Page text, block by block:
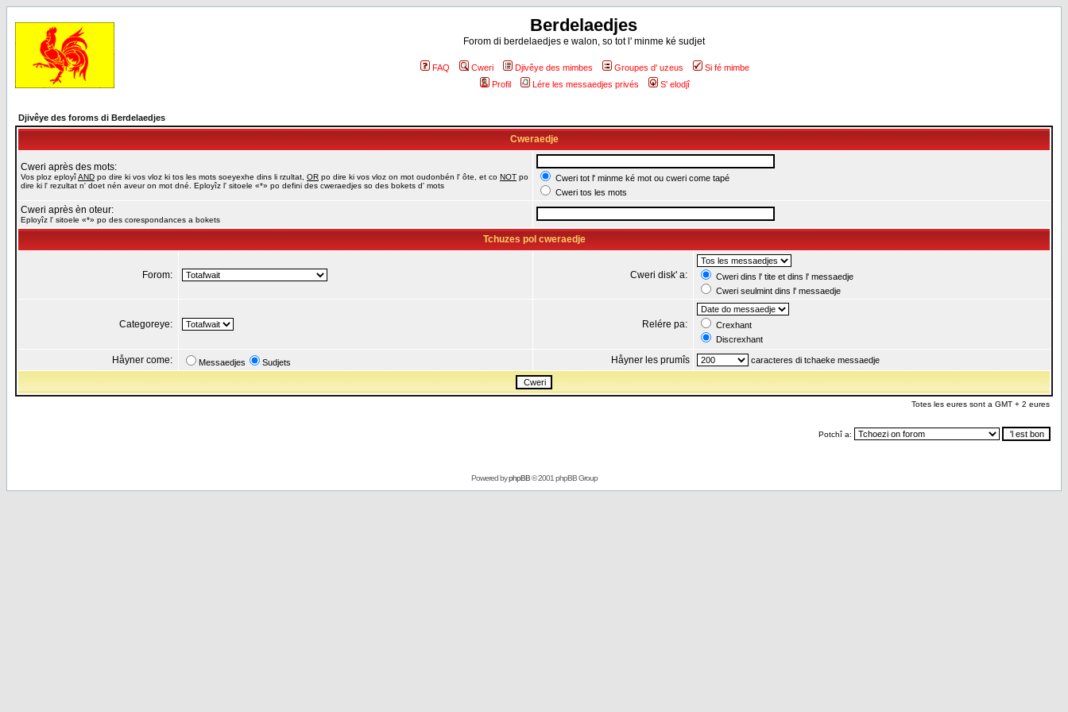
Berdelaedjes
Forom di berdelaedjes e walon, so tot l' minme ké sudjet
FAQ Cweri Djivêye des mimbes Groupes d' uzeus
Si fé mimbe
Profil
Lére les messaedjes privés S' elodjî
Djivêye des foroms di Berdelaedjes
Cweraedje
Cweri après des mots:
Vos ploz eployîAND po dire ki vos vloz ki tos les mots soeyexhe dins li rzultat, OR po dire ki vos vloz on mot oudonbén l' ôte, et co NOT po
dire ki l' rezultat n' doet nén aveur on mot dné. Eployîz l' sitoele «*» po defini des cweraedjes so des bokets d' mots
Cweri tot l' minme ké mot ou cweri come tapé
Cweri tos les mots
Cweri après èn oteur:
Eployîz l' sitoele «*» po des corespondances a bokets
Tchuzes pol cweraedje
Forom: Cweri disk' a:
Cweri dins l' tite et dins l' messaedje
Cweri seulmint dins l' messaedje
Categoreye: Relére pa:
Crexhant
Discrexhant
Håyner come: Messaedjes Sudjets Håyner les prumîs caracteres di tchaeke messaedje
Totes les eures sont a GMT + 2 eures
Potchî a:
Powered byphpBB© 2001 phpBB Group